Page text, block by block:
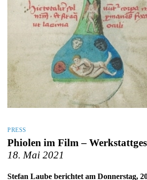
PRESS
Phiolen im Film –
18. Mai 2021
Stefan Laube berichtet am Donnerstag,